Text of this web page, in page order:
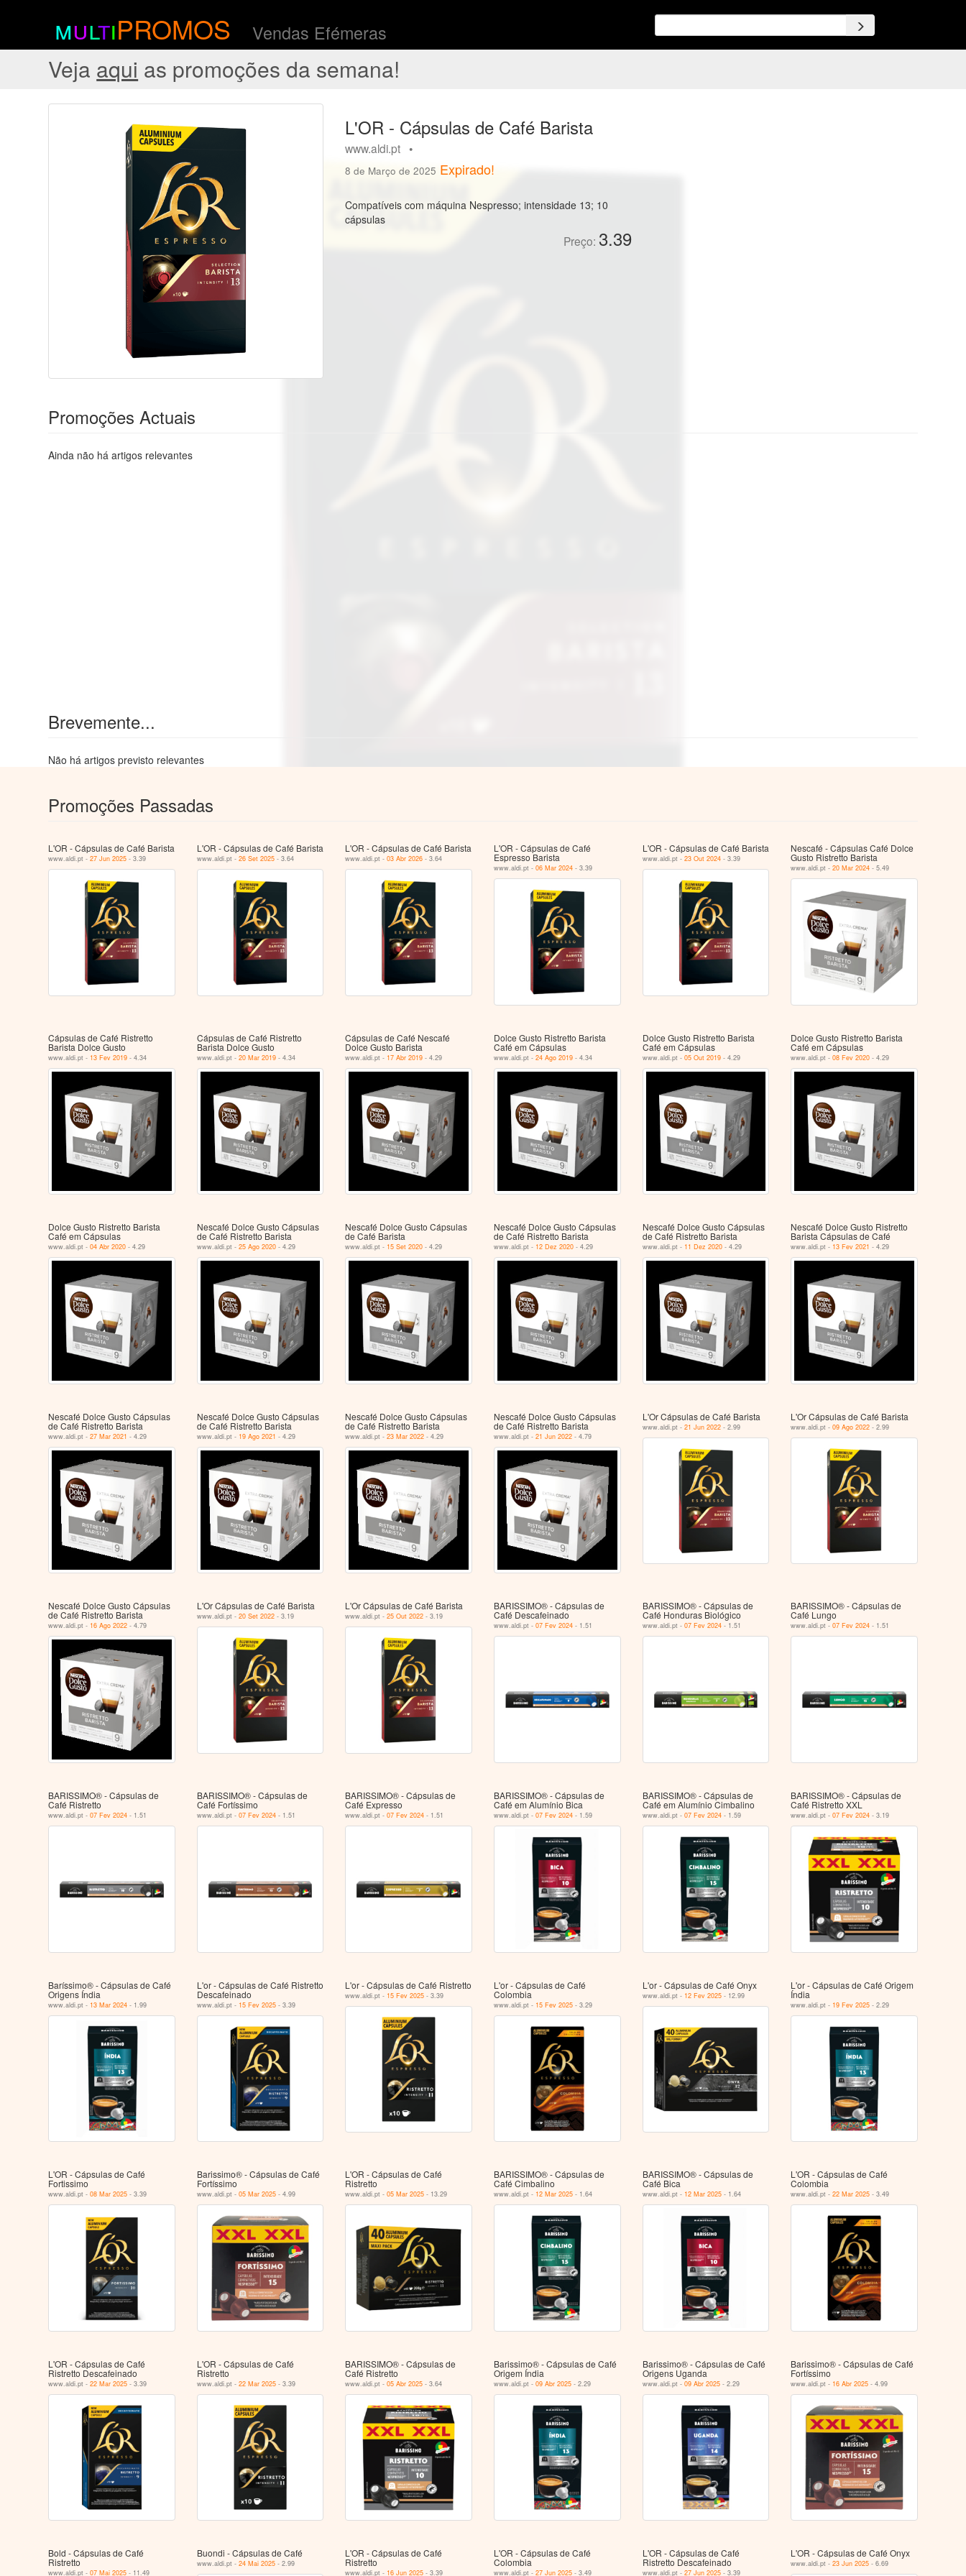
multiPROMOS Vendas Efémeras
Veja aqui as promoções da semana!
L'OR - Cápsulas de Café Barista
www.aldi.pt •
8 de Março de 2025 Expirado!
Compatíveis com máquina Nespresso; intensidade 13; 10
cápsulas
Preço: 3.39
Promoções Actuais
Ainda não há artigos relevantes
Brevemente...
Não há artigos previsto relevantes
Promoções Passadas
L'OR - Cápsulas de Café Barista
www.aldi.pt -27 Jun 2025 - 3.39
L'OR - Cápsulas de Café Barista
www.aldi.pt - 26 Set 2025- 3.64
L'OR - Cápsulas de Café Barista
www.aldi.pt -03 Abr 2026 - 3.64
L'OR - Cápsulas de Café
Espresso Barista
www.aldi.pt - 06 Mar 2024- 3.39
L'OR - Cápsulas de Café Barista
www.aldi.pt - 23 Out 2024- 3.39
Nescafé - Cápsulas Café Dolce
Gusto Ristretto Barista
www.aldi.pt -20 Mar 2024 - 5.49
Cápsulas de Café Ristretto
Barista Dolce Gusto
www.aldi.pt - 13 Fev 2019 - 4.34
Cápsulas de Café Ristretto
Barista Dolce Gusto
www.aldi.pt - 20 Mar 2019- 4.34
Cápsulas de Café Nescafé
Dolce Gusto Barista
www.aldi.pt - 17 Abr 2019 - 4.29
Dolce Gusto Ristretto Barista
Café em Cápsulas
www.aldi.pt - 24 Ago 2019- 4.34
Dolce Gusto Ristretto Barista
Café em Cápsulas
www.aldi.pt - 05 Out 2019- 4.29
Dolce Gusto Ristretto Barista
Café em Cápsulas
www.aldi.pt -08 Fev 2020 - 4.29
Dolce Gusto Ristretto Barista
Café em Cápsulas
www.aldi.pt -04 Abr 2020 - 4.29
Nescafé Dolce Gusto Cápsulas
de Café Ristretto Barista
www.aldi.pt - 25 Ago 2020- 4.29
Nescafé Dolce Gusto Cápsulas
de Café Barista
www.aldi.pt - 15 Set 2020 - 4.29
Nescafé Dolce Gusto Cápsulas
de Café Ristretto Barista
www.aldi.pt - 12 Dez 2020- 4.29
Nescafé Dolce Gusto Cápsulas
de Café Ristretto Barista
www.aldi.pt - 11 Dez 2020- 4.29
Nescafé Dolce Gusto Ristretto
Barista Cápsulas de Café
www.aldi.pt - 13 Fev 2021 - 4.29
Nescafé Dolce Gusto Cápsulas
de Café Ristretto Barista
www.aldi.pt -27 Mar 2021 - 4.29
Nescafé Dolce Gusto Cápsulas
de Café Ristretto Barista
www.aldi.pt - 19 Ago 2021 - 4.29
Nescafé Dolce Gusto Cápsulas
de Café Ristretto Barista
www.aldi.pt -23 Mar 2022 - 4.29
Nescafé Dolce Gusto Cápsulas
de Café Ristretto Barista
www.aldi.pt - 21 Jun 2022- 4.79
L'Or Cápsulas de Café Barista
www.aldi.pt - 21 Jun 2022- 2.99
L'Or Cápsulas de Café Barista
www.aldi.pt -09 Ago 2022 - 2.99
Nescafé Dolce Gusto Cápsulas
de Café Ristretto Barista
www.aldi.pt - 16 Ago 2022 - 4.79
L'Or Cápsulas de Café Barista
www.aldi.pt - 20 Set 2022- 3.19
L'Or Cápsulas de Café Barista
www.aldi.pt -25 Out 2022 - 3.19
BARISSIMO® - Cápsulas de
Café Descafeinado
www.aldi.pt - 07 Fev 2024- 1.51
BARISSIMO® - Cápsulas de
Café Honduras Biológico
www.aldi.pt - 07 Fev 2024- 1.51
BARISSIMO® - Cápsulas de
Café Lungo
www.aldi.pt -07 Fev 2024 - 1.51
BARISSIMO® - Cápsulas de
Café Ristretto
www.aldi.pt -07 Fev 2024 - 1.51
BARISSIMO® - Cápsulas de
Café Fortíssimo
www.aldi.pt - 07 Fev 2024- 1.51
BARISSIMO® - Cápsulas de
Café Expresso
www.aldi.pt -07 Fev 2024 - 1.51
BARISSIMO® - Cápsulas de
Café em Alumínio Bica
www.aldi.pt - 07 Fev 2024- 1.59
BARISSIMO® - Cápsulas de
Café em Alumínio Cimbalino
www.aldi.pt - 07 Fev 2024- 1.59
BARISSIMO® - Cápsulas de
Café Ristretto XXL
www.aldi.pt -07 Fev 2024 - 3.19
Baríssimo® - Cápsulas de Café
Origens Índia
www.aldi.pt - 13 Mar 2024 - 1.99
L'or - Cápsulas de Café Ristretto
Descafeinado
www.aldi.pt - 15 Fev 2025- 3.39
L'or - Cápsulas de Café Ristretto
www.aldi.pt - 15 Fev 2025 - 3.39
L'or - Cápsulas de Café
Colombia
www.aldi.pt - 15 Fev 2025- 3.29
L'or - Cápsulas de Café Onyx
www.aldi.pt - 12 Fev 2025- 12.99
L'or - Cápsulas de Café Origem
Índia
www.aldi.pt - 19 Fev 2025 - 2.29
L'OR - Cápsulas de Café
Fortissimo
www.aldi.pt -08 Mar 2025 - 3.39
Barissimo® - Cápsulas de Café
Fortíssimo
www.aldi.pt - 05 Mar 2025- 4.99
L'OR - Cápsulas de Café
Ristretto
www.aldi.pt -05 Mar 2025 - 13.29
BARISSIMO® - Cápsulas de
Café Cimbalino
www.aldi.pt - 12 Mar 2025- 1.64
BARISSIMO® - Cápsulas de
Café Bica
www.aldi.pt - 12 Mar 2025- 1.64
L'OR - Cápsulas de Café
Colombia
www.aldi.pt -22 Mar 2025 - 3.49
L'OR - Cápsulas de Café
Ristretto Descafeinado
www.aldi.pt -22 Mar 2025 - 3.39
L'OR - Cápsulas de Café
Ristretto
www.aldi.pt - 22 Mar 2025- 3.39
BARISSIMO® - Cápsulas de
Café Ristretto
www.aldi.pt -05 Abr 2025 - 3.64
Barissimo® - Cápsulas de Café
Origem Índia
www.aldi.pt - 09 Abr 2025- 2.29
Barissimo® - Cápsulas de Café
Origens Uganda
www.aldi.pt - 09 Abr 2025- 2.29
Barissimo® - Cápsulas de Café
Fortíssimo
www.aldi.pt - 16 Abr 2025 - 4.99
Bold - Cápsulas de Café
Ristretto
www.aldi.pt -07 Mai 2025 - 11.49
Buondi - Cápsulas de Café
www.aldi.pt - 24 Mai 2025- 2.99
L'OR - Cápsulas de Café
Ristretto
www.aldi.pt - 16 Jun 2025 - 3.39
L'OR - Cápsulas de Café
Colombia
www.aldi.pt - 27 Jun 2025- 3.49
L'OR - Cápsulas de Café
Ristretto Descafeinado
www.aldi.pt - 27 Jun 2025- 3.39
L'OR - Cápsulas de Café Onyx
www.aldi.pt -23 Jun 2025 - 6.69